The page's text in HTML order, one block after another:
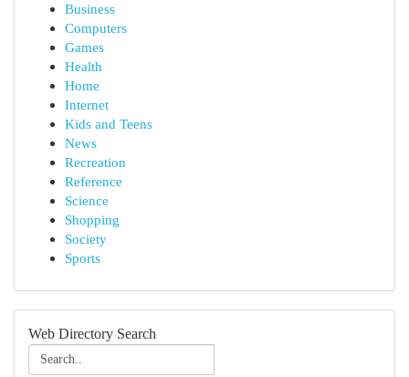
Business
Computers
Games
Health
Home
Internet
Kids and Teens
News
Recreation
Reference
Science
Shopping
Society
Sports
Web Directory Search